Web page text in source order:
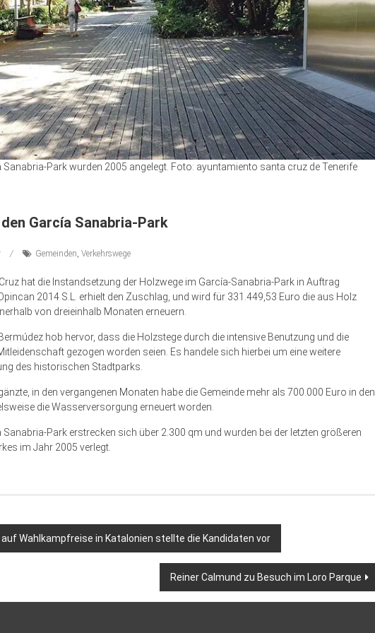
Sanabria-Park wurden 2005 angelegt. Foto: ayuntamiento santa cruz de Tenerife
García Sanabria-Park
Gemeinden, Verkehrswege
hat die Instandsetzung der Holzwege im García-Sanabria-Park in Auftrag
2014 S.L. erhielt den Zuschlag, und wird für 331.449,53 Euro die aus Holz
von dreieinhalb Monaten erneuern.
hob hervor, dass die Holzstege durch die intensive Benutzung und die
gezogen worden seien. Es handele sich hierbei um eine weitere
des historischen Stadtparks.
in den vergangenen Monaten habe die Gemeinde mehr als 700.000 Euro in den
die Wasserversorgung erneuert worden.
Sanabria-Park erstrecken sich über 2.300 qm und wurden bei der letzten größeren
im Jahr 2005 verlegt.
Wahlkampfreise in Katalonien stellte die Kandidaten vor
Reiner Calmund zu Besuch im Loro Parque